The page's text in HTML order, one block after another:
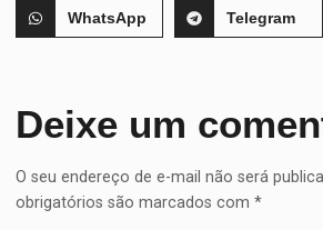
WhatsApp Telegram
Deixe um
O seu endereço de e-mail não será
obrigatórios são marcados com*